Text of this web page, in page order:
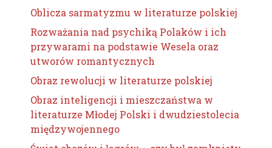
Oblicza sarmatyzmu w literaturze polskiej
Rozważania nad psychiką Polaków i ich
przywarami na podstawie Wesela oraz
utworów romantycznych
Obraz rewolucji w literaturze polskiej
Obraz inteligencji i mieszczaństwa w
literaturze Młodej Polski i dwudziestolecia
międzywojennego